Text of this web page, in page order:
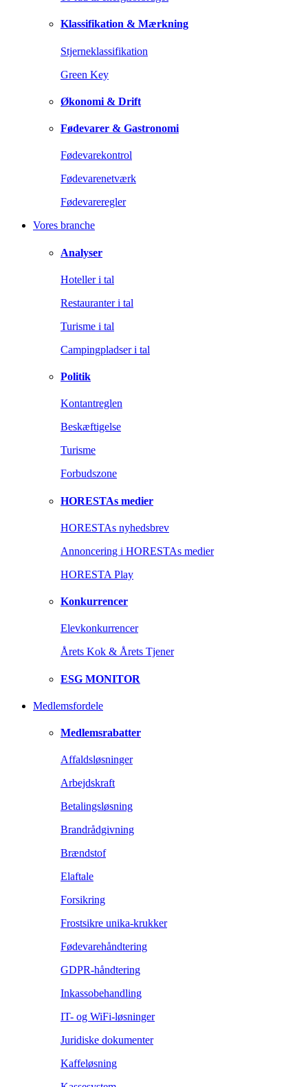
Klassifikation & Mærkning
Stjerneklassifikation
Green Key
Økonomi & Drift
Fødevarer & Gastronomi
Fødevarekontrol
Fødevarenetværk
Fødevareregler
Vores branche
Analyser
Hoteller i tal
Restauranter i tal
Turisme i tal
Campingpladser i tal
Politik
Kontantreglen
Beskæftigelse
Turisme
Forbudszone
HORESTAs medier
HORESTAs nyhedsbrev
Annoncering i HORESTAs medier
HORESTA Play
Konkurrencer
Elevkonkurrencer
Årets Kok & Årets Tjener
ESG MONITOR
Medlemsfordele
Medlemsrabatter
Affaldsløsninger
Arbejdskraft
Betalingsløsning
Brandrådgivning
Brændstof
Elaftale
Forsikring
Frostsikre unika-krukker
Fødevarehåndtering
GDPR-håndtering
Inkassobehandling
IT- og WiFi-løsninger
Juridiske dokumenter
Kaffeløsning